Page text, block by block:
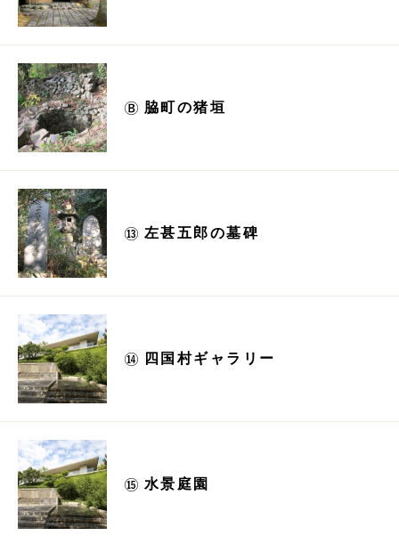
脇町の猪垣
左甚五郎の墓碑
四国村ギャラリー
水景庭園